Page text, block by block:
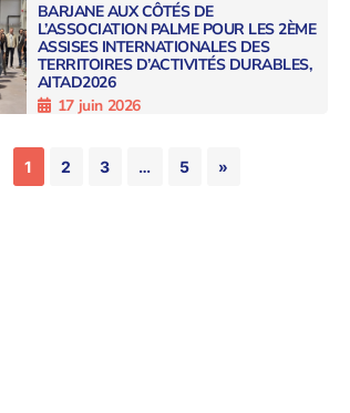
BARJANE AUX CÔTÉS DE
L’ASSOCIATION PALME POUR LES 2ÈME
ASSISES INTERNATIONALES DES
TERRITOIRES D’ACTIVITÉS DURABLES,
AITAD2026
17 juin 2026
1 2 3 … 5 »